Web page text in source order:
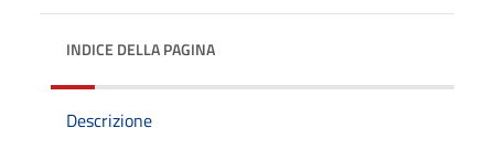
INDICE DELLA PAGINA
Descrizione